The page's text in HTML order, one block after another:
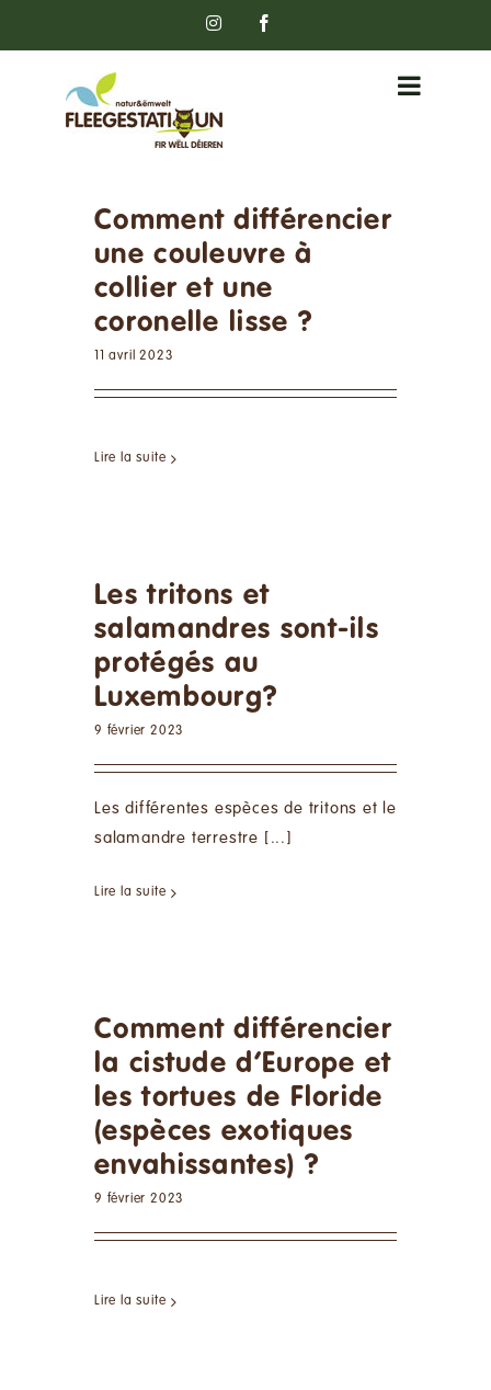
Instagram
Comment différencier
une couleuvre à
collier et une
coronelle lisse ?
11 avril 2023
Lire la suite
Les tritons et
salamandres sont-ils
protégés au
Luxembourg?
9 février 2023
Les différentes espèces de tritons et le
salamandre terrestre [...]
Lire la suite
Comment différencier
la cistude d’Europe et
les tortues de Floride
(espèces exotiques
envahissantes) ?
9 février 2023
Lire la suite